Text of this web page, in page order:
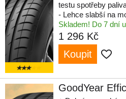
testu spotřeby
- Lehce slabší na
Skladem! Do 7 dní
1 296 Kč
Koupit
GoodYear